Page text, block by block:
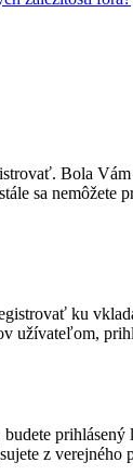
Bola
sa
ku
užívateľom,
budete
z